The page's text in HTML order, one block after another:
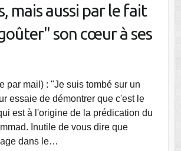
mais aussi par le fait
son cœur à ses
par mail) : "Je suis tombé sur un
essaie de démontrer que c'est le
est à l'origine de la prédication du
Inutile de vous dire que
dans le…